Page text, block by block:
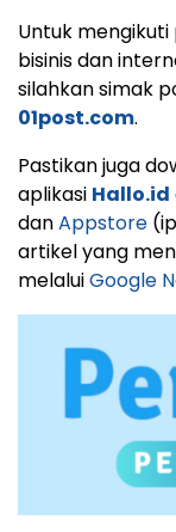
Untuk
bisinis dan
silahkan simak
01post.com.
Pastikan juga
aplikasi Hallo.id
danAppstore
artikel yang
melaluiGoogle